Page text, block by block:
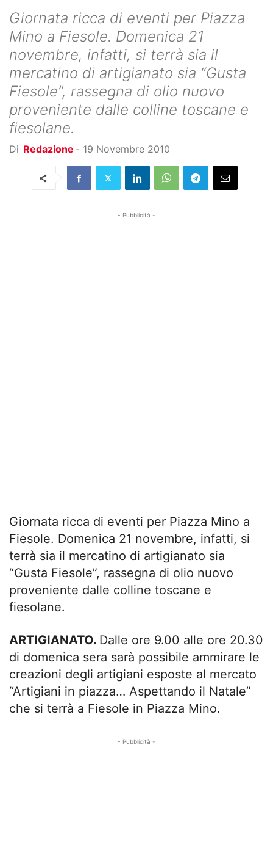
Giornata ricca di eventi per Piazza
Mino a Fiesole. Domenica 21
novembre, infatti, si terrà sia il
mercatino di artigianato sia “Gusta
Fiesole”, rassegna di olio nuovo
proveniente dalle colline toscane e
fiesolane.
Di Redazione - 19 Novembre 2010
- Pubblicità -
Giornata ricca di eventi per Piazza Mino a
Fiesole. Domenica 21 novembre, infatti, si
terrà sia il mercatino di artigianato sia
“Gusta Fiesole”, rassegna di olio nuovo
proveniente dalle colline toscane e
fiesolane.
ARTIGIANATO. Dalle ore 9.00 alle ore 20.30
di domenica sera sarà possibile ammirare le
creazioni degli artigiani esposte al mercato
“Artigiani in piazza… Aspettando il Natale”
che si terrà a Fiesole in Piazza Mino.
- Pubblicità -